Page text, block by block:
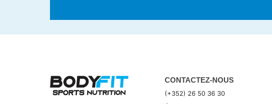
CONTACTEZ-NOUS
(+352) 26 50 36 30